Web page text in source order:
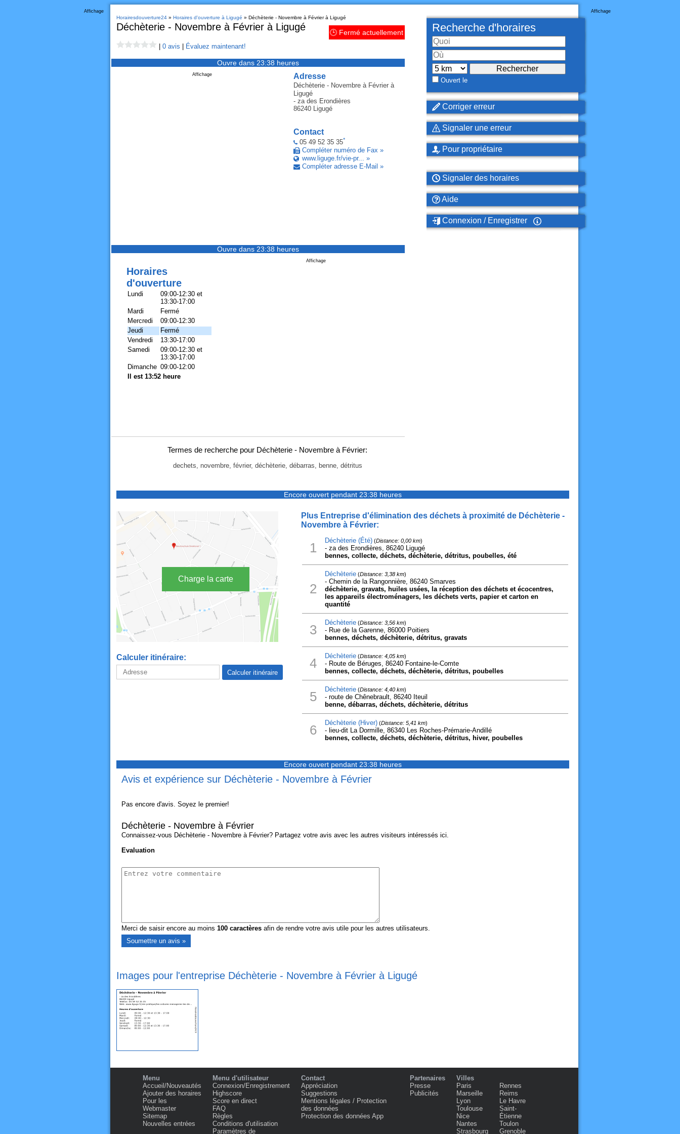
Affichage
Horairesdouverture24» Horaires d'ouverture à Ligugé » Déchèterie - Novembre à Février à Ligugé
Déchèterie - Novembre à Février à Ligugé 🕒 Fermé actuellement
0 avis Évaluez maintenant!
Ouvre dans 23:38 heures
Adresse
Déchèterie - Novembre à Févrierà
Ligugé
- za des Erondières
86240 Ligugé
Contact
05 49 52 35 35*
Compléter numéro de Fax »
www.liguge.fr/vie-pr... »
Compléter adresse E-Mail »
Affichage
Ouvre dans 23:38 heures
Affichage
Horaires
d'ouverture
Lundi
09:00-12:30 et
13:30-17:00
Mardi
Fermé
Mercredi
09:00-12:30
Jeudi
Fermé
Vendredi
13:30-17:00
Samedi
09:00-12:30 et
13:30-17:00
Dimanche 09:00-12:00
Il est 13:52 heure
Termes de recherche pour Déchèterie - Novembre à Février:
dechets, novembre, février, déchèterie, débarras, benne, détritus
Affichage
Recherche d'horaires
Ouvert le
Corriger erreur
Signaler une erreur
Pour propriétaire
Signaler des horaires
Aide
Connexion / Enregistrer
Encore ouvert pendant 23:38 heures
Charge la carte
Calculer itinéraire:
Plus Entreprise d'élimination des déchets à proximité de Déchèterie -
Novembre à Février:
1 Déchèterie (Été)(Distance: 0,00 km)
- za des Erondières, 86240 Ligugé
bennes, collecte, déchets, déchèterie, détritus, poubelles, été
2
Déchèterie(Distance: 3,38 km)
- Chemin de la Rangonnière, 86240 Smarves
déchèterie, gravats, huiles usées, la réception des déchets et écocentres,
les appareils électroménagers, les déchets verts, papier et carton en
quantité
3 Déchèterie(Distance: 3,56 km)
- Rue de la Garenne, 86000 Poitiers
bennes, déchets, déchèterie, détritus, gravats
4 Déchèterie(Distance: 4,05 km)
- Route de Béruges, 86240 Fontaine-le-Comte
bennes, collecte, déchets, déchèterie, détritus, poubelles
5 Déchèterie(Distance: 4,40 km)
- route de Chênebrault, 86240 Iteuil
benne, débarras, déchets, déchèterie, détritus
6 Déchèterie (Hiver)(Distance: 5,41 km)
- lieu-dit La Dormille, 86340 Les Roches-Prémarie-Andillé
bennes, collecte, déchets, déchèterie, détritus, hiver, poubelles
Encore ouvert pendant 23:38 heures
Avis et expérience sur Déchèterie - Novembre à Février
Pas encore d'avis. Soyez le premier!
Déchèterie - Novembre à Février
Connaissez-vous Déchèterie - Novembre à Février? Partagez votre avis avec les autres visiteurs intéressés ici.
Evaluation
Merci de saisir encore au moins 100caractèresafin de rendre votre avis utile pour les autres utilisateurs.
Images pour l'entreprise Déchèterie - Novembre à Février à Ligugé
Menu
Accueil/Nouveautés
Ajouter des horaires
Pour les
Webmaster
Sitemap
Nouvelles entrées
Menu d'utilisateur
Connexion/Enregistrement
Highscore
Score en direct
FAQ
Règles
Conditions d'utilisation
Paramètres de
Contact
Appréciation
Suggestions
Mentions légales / Protection
des données
Protection des données App
Partenaires
Presse
Publicités
Villes
Paris
Marseille
Lyon
Toulouse
Nice
Nantes
Strasbourg
Rennes
Reims
Le Havre
Saint-
Étienne
Toulon
Grenoble